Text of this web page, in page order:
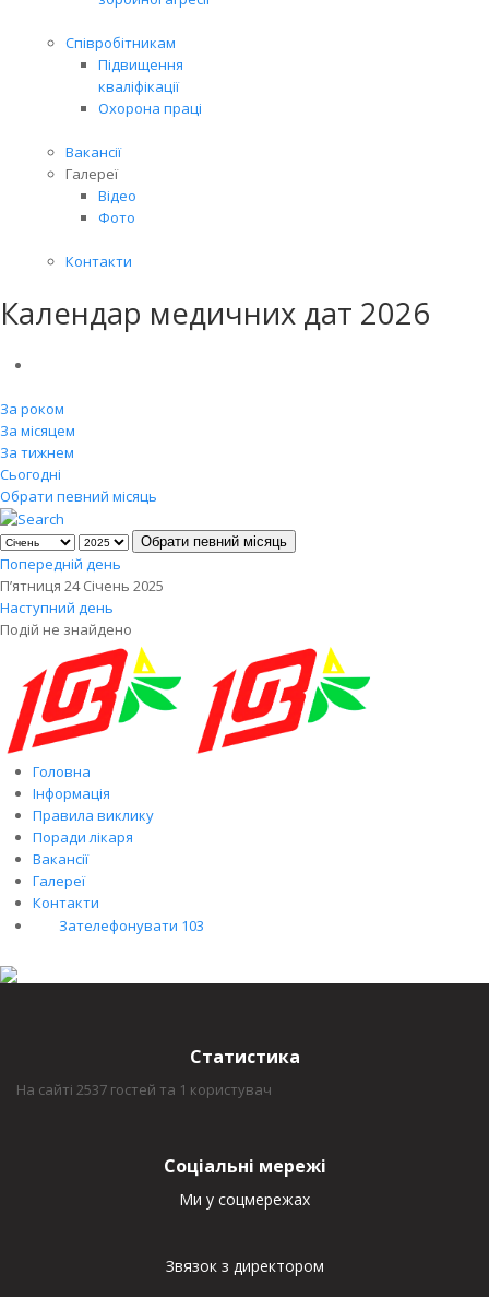
Співробітникам
Підвищення
кваліфікації
Охорона праці
Вакансії
Галереї
Відео
Фото
Контакти
Календар медичних дат 2026
За роком
За місяцем
За тижнем
Сьогодні
Обрати певний місяць
Обрати певний місяць
Попередній день
П’ятниця 24 Січень 2025
Наступний день
Подій не знайдено
Головна
Інформація
Правила виклику
Поради лікаря
Вакансії
Галереї
Контакти
Зателефонувати 103
Статистика
На сайті 2537 гостей та 1 користувач
Соціальні мережі
Ми у соцмережах
Звязок з директором